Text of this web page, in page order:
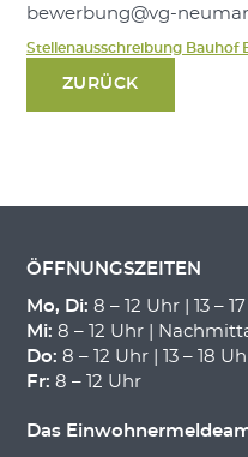
bewerbung@vg-
Stellenausschreibung Bauhof
ZURÜCK
ÖFFNUNGSZEITEN
Mo, Di: 8 – 12 Uhr | 13 –
Mi: 8 – 12 Uhr |
Do: 8 – 12 Uhr | 13 – 18
Fr: 8 – 12 Uhr
Das